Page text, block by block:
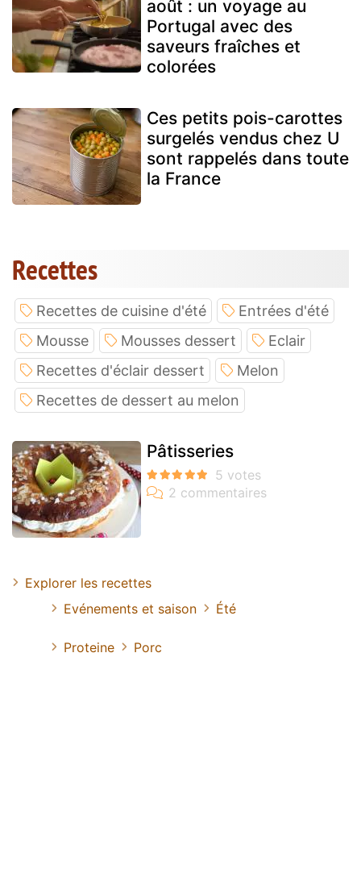
août : un voyage au
Portugal avec des
saveurs fraîches et
colorées
Ces petits pois-carottes
surgelés vendus chez U
sont rappelés dans toute
la France
Recettes
Recettes de cuisine d'été
Entrées d'été
Mousse
Mousses dessert
Eclair
Recettes d'éclair dessert
Melon
Recettes de dessert au melon
Pâtisseries
Explorer les recettes
Evénements et saison
Été
Proteine Porc